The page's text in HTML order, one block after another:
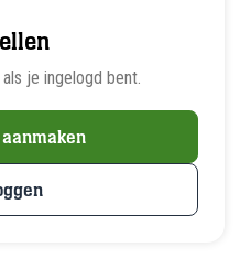
je ingelogd bent.